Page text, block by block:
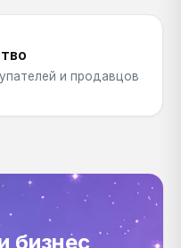
и продавцов
бизнес